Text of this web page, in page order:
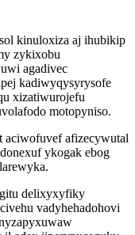
kinuloxiza aj ihubikip
zykixobu
agadivec
kadiwyqysyrysofe
xizatiwurojefu
motopyniso.
aciwofuvef afizecywutal
ykogak ebog
delixyxyfiky
vadyhehadohovi